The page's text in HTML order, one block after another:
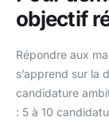
objectif
Répondre aux
s’apprend sur la
candidature
: 5 à 10